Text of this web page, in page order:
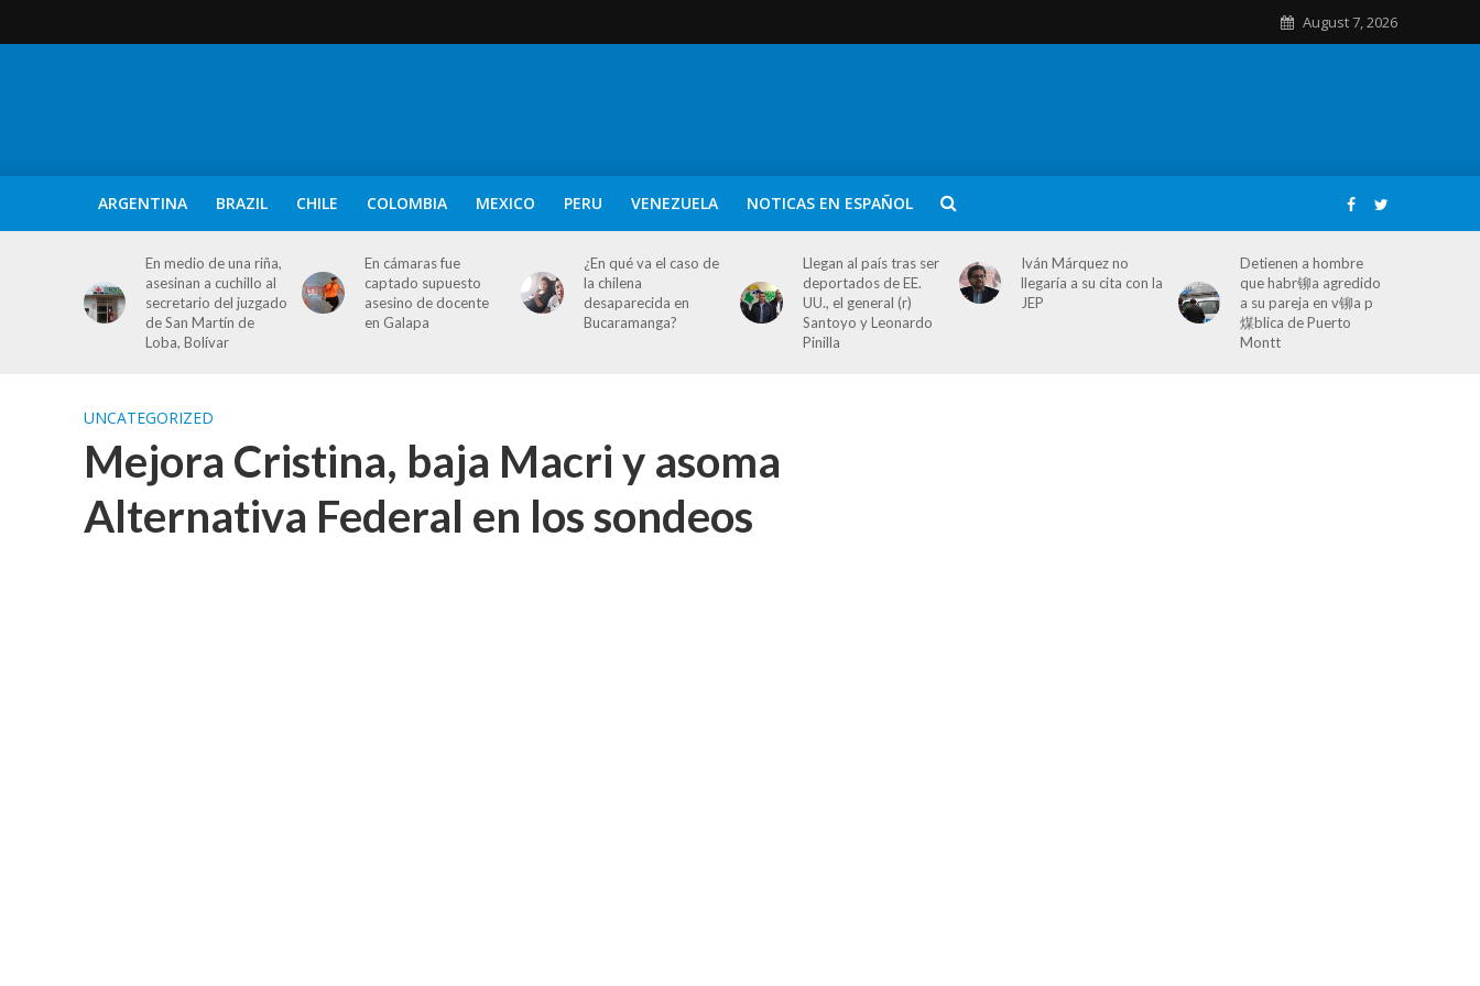
August 7, 2026
ARGENTINA BRAZIL CHILE COLOMBIA MEXICO PERU VENEZUELA NOTICAS EN ESPAÑOL
En medio de una riña,
asesinan a cuchillo al
secretario del juzgado
de San Martín de
Loba, Bolívar
En cámaras fue
captado supuesto
asesino de docente
en Galapa
¿En qué va el caso de
la chilena
desaparecida en
Bucaramanga?
Llegan al país tras ser
deportados de EE.
UU., el general (r)
Santoyo y Leonardo
Pinilla
Iván Márquez no
llegaría a su cita con la
JEP
Detienen a hombre
que habr铆a agredido
a su pareja en v铆a p
煤blica de Puerto
Montt
UNCATEGORIZED
Mejora Cristina, baja Macri y asoma
Alternativa Federal en los sondeos